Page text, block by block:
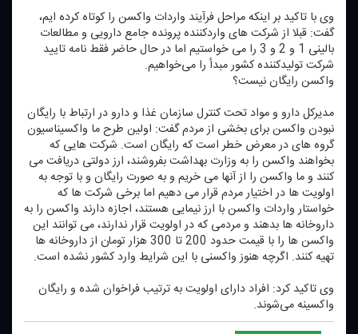
وی با تاكید بر اینكه مراحل فرآیند واردات واكسن را كوتاه كرده ایم،
گفت: قبلا از شركت های واردكننده پرونده جامع دارویی و مطالعات
بالینی 1 و 2 و 3 را می خواستیم اما در حال حاضر فقط نامه تایید
شركت تولیدكننده كشور مبدأ را می‌خواهیم.
واكسن رایگان نیست؟
مدیركل دارو و مواد تحت كنترل سازمان غذا و دارو در ارتباط با رایگان
نبودن واكسن برای بخشی از مردم گفت: اولین طرح ما واكسیناسیون
گروه های در معرض خطر است كه رایگان است. شركت هایی كه
بخواهند واكسن را به وزارت بهداشت بفروشند، ارز دولتی دریافت می
كنند و ما واكسن را از آنها می ‌خریم و به صورت رایگان و با توجه به
اولویت ها در اختیار مردم قرار می ‌دهیم اما برخی شركت ها كه
خواستار واردات واكسن با ارز نیمایی هستند، اجازه دارند واكسن را به
داروخانه ها بدهند و مردمی كه در اولویت قرار ندارند، می توانند این
واكسن ها را با قیمت حدود 200 تا 300 هزار تومان از داروخانه ها
تهیه كنند. اگرچه هنوز واكسنی با این شرایط وارد كشور نشده است.
وی تاكید كرد: افراد دارای اولویت به ترتیب فراخوان شده و رایگان
واكسینه می‌شوند.